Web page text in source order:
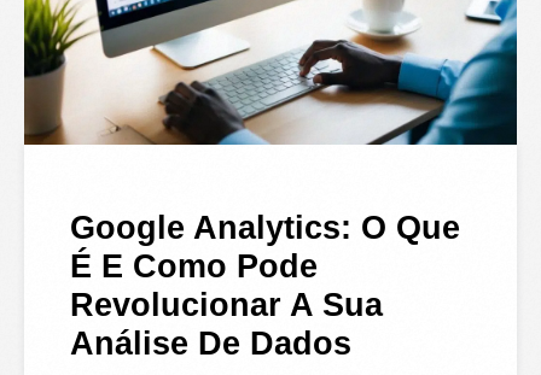
Google Analytics: O Que
É E Como Pode
Revolucionar A Sua
Análise De Dados